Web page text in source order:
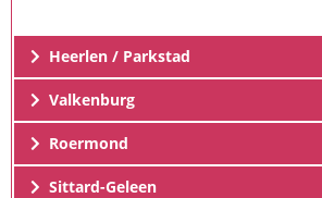
Heerlen / Parkstad
Valkenburg
Roermond
Sittard-Geleen